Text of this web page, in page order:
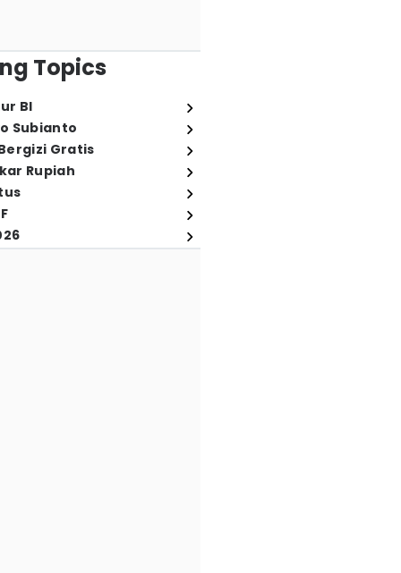
Topics
BI
Subianto
Gratis
Rupiah